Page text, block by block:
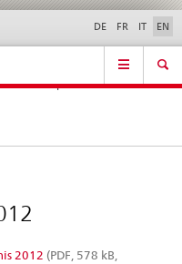
Contact | Support &
Help
DE FR IT EN
2012 (PDF, 578 kB,